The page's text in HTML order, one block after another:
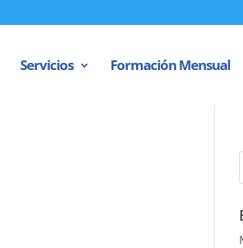
Servicios Formación Mensual